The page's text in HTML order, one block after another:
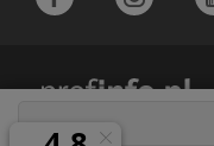
Copyright 1997 - 2026